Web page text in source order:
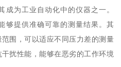
成为工业自动化中的仪器之一。
够提供准确可靠的测量结果。其
围，可以适应不同压力差的测量
扰性能，能够在恶劣的工作环境